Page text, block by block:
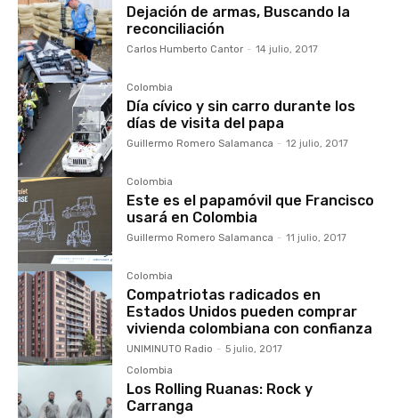
Dejación de armas, Buscando la
reconciliación
Carlos Humberto Cantor - 14 julio, 2017
Colombia
Día cívico y sin carro durante los
días de visita del papa
Guillermo Romero Salamanca - 12 julio, 2017
Colombia
Este es el papamóvil que Francisco
usará en Colombia
Guillermo Romero Salamanca - 11 julio, 2017
Colombia
Compatriotas radicados en
Estados Unidos pueden comprar
vivienda colombiana con confianza
UNIMINUTO Radio - 5 julio, 2017
Colombia
Los Rolling Ruanas: Rock y
Carranga